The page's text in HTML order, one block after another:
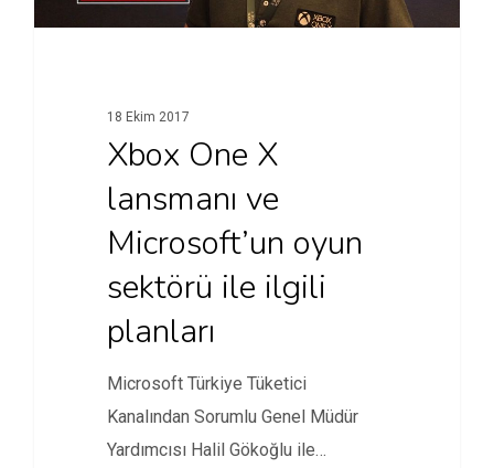
18 Ekim 2017
Xbox One X
lansmanı ve
Microsoft’un oyun
sektörü ile ilgili
planları
Microsoft Türkiye Tüketici
Kanalından Sorumlu Genel Müdür
Yardımcısı Halil Gökoğlu ile